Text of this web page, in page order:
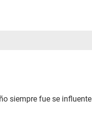
siempre fue se influente